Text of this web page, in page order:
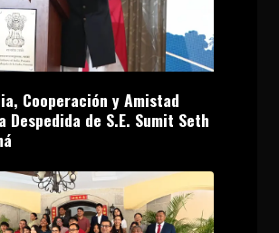
Cooperación y Amistad
Despedida de S.E. Sumit Seth